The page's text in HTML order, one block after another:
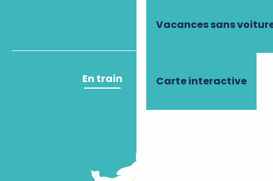
Vacances sans
Carte interactive
En train En avion